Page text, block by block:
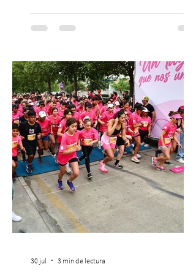
escenario del Teatro CA660 para
protagonizar una velada extraordinaria
Las Cuatro Estaciones de Antonio Vivaldi y
Las Cuatro Estaciones Porteñas de Astor
Piazzolla. Déja
30 jul 3 min de lectura